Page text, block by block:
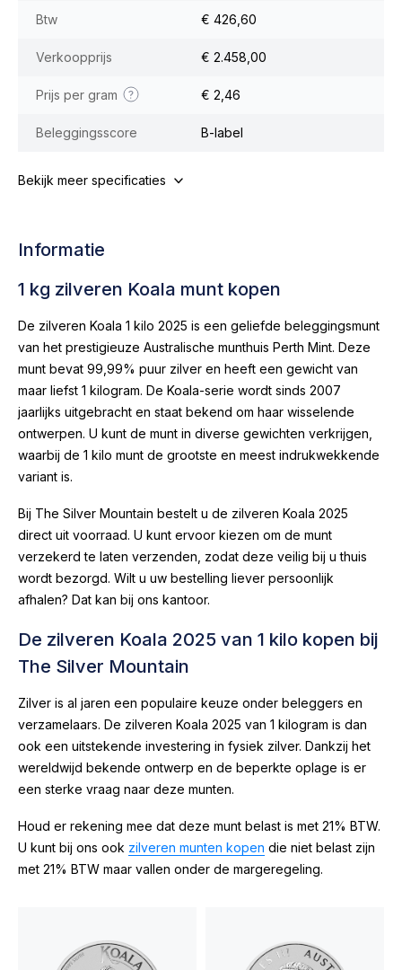
Btw € 426,60
Verkoopprijs € 2.458,00
Prijs per gram € 2,46
Beleggingsscore B-label
Bekijk meer specificaties
Informatie
1 kg zilveren Koala munt kopen
De zilveren Koala 1 kilo 2025 is een geliefde beleggingsmunt
van het prestigieuze Australische munthuis Perth Mint. Deze
munt bevat 99,99% puur zilver en heeft een gewicht van
maar liefst 1 kilogram. De Koala-serie wordt sinds 2007
jaarlijks uitgebracht en staat bekend om haar wisselende
ontwerpen. U kunt de munt in diverse gewichten verkrijgen,
waarbij de 1 kilo munt de grootste en meest indrukwekkende
variant is.
Bij The Silver Mountain bestelt u de zilveren Koala 2025
direct uit voorraad. U kunt ervoor kiezen om de munt
verzekerd te laten verzenden, zodat deze veilig bij u thuis
wordt bezorgd. Wilt u uw bestelling liever persoonlijk
afhalen? Dat kan bij ons kantoor.
De zilveren Koala 2025 van 1 kilo kopen bij
The Silver Mountain
Zilver is al jaren een populaire keuze onder beleggers en
verzamelaars. De zilveren Koala 2025 van 1 kilogram is dan
ook een uitstekende investering in fysiek zilver. Dankzij het
wereldwijd bekende ontwerp en de beperkte oplage is er
een sterke vraag naar deze munten.
Houd er rekening mee dat deze munt belast is met 21% BTW.
U kunt bij ons ook zilveren munten kopen die niet belast zijn
met 21% BTW maar vallen onder de margeregeling.